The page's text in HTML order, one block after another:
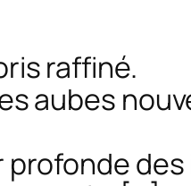
raffiné.
aubes
profonde